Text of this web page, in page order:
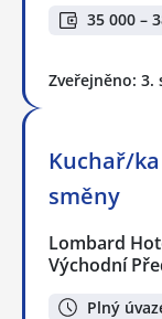
35 000 –
Zveřejněno: 3.
Kuchař/
směny
Lombard
Východní
Plný